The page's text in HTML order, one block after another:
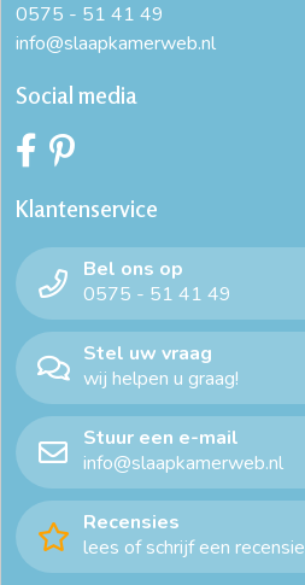
0575 - 51 41 49
info@slaapkamerweb.nl
Social media
Klantenservice
Bel ons op
0575 - 51 41 49
Stel uw vraag
wij helpen u graag!
Stuur een e-mail
info@slaapkamerweb.nl
Recensies
lees of schrijf een recensie